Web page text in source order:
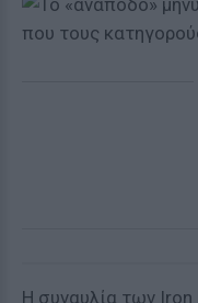
Η συναυλία των